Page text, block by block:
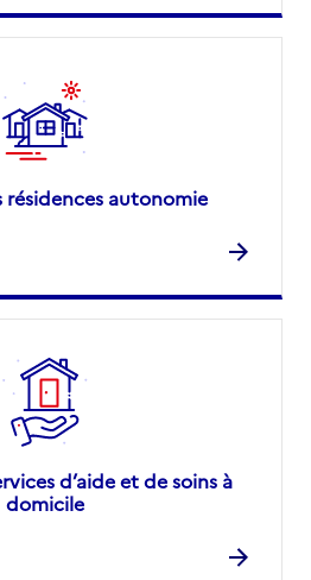
résidences autonomie
d’aide et de soins à
domicile